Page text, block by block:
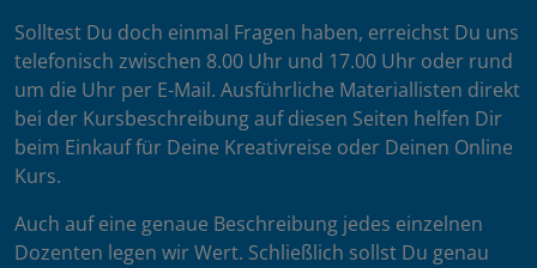
Solltest Du doch einmal Fragen haben, erreichst Du uns
telefonisch zwischen 8.00 Uhr und 17.00 Uhr oder rund
um die Uhr per E-Mail. Ausführliche Materiallisten direkt
bei der Kursbeschreibung auf diesen Seiten helfen Dir
beim Einkauf für Deine Kreativreise oder Deinen Online
Kurs.
Auch auf eine genaue Beschreibung jedes einzelnen
Dozenten legen wir Wert. Schließlich sollst Du genau